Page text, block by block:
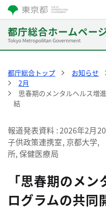
都庁総合トップ お知らせ
2月
思春期のメンタルヘルス増
結
報道発表資料 2026年2月
子供政策連携室, 京都大学,
所, 保健医療局
「思春期のメ
ログラムの共同